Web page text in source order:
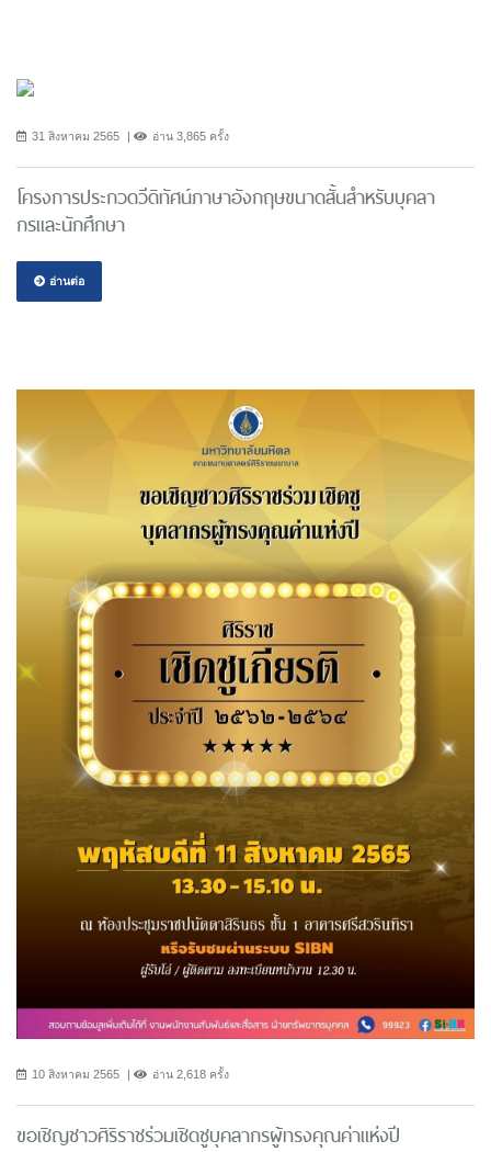
31 สิงหาคม 2565 อ่าน 3,865 ครั้ง
โครงการประกวดวีดิทัศน์ภาษาอังกฤษขนาดสั้นสำหรับบุคลา
กรเเละนักศึกษา
อ่านต่อ
10 สิงหาคม 2565 อ่าน 2,618 ครั้ง
ขอเชิญชาวศิริราชร่วมเชิดชูบุคลากรผู้ทรงคุณค่าแห่งปี